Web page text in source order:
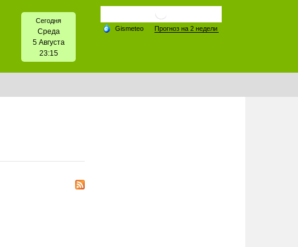
Сегодня
Среда
5 Августа
23:15